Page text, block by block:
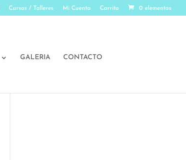
Cursos / Talleres Mi Cuenta Carrito 0 elementos
GALERIA
CONTACTO